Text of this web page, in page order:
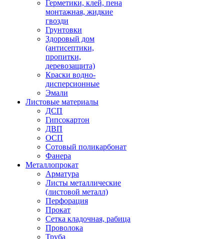
Герметики, клей, пена
монтажная, жидкие
гвозди
Грунтовки
Здоровый дом
(антисептики,
пропитки,
деревозащита)
Краски водно-
дисперсионные
Эмали
Листовые материалы
ДСП
Гипсокартон
ДВП
ОСП
Сотовый поликарбонат
Фанера
Металлопрокат
Арматура
Листы металлические
(листовой металл)
Перфорация
Прокат
Сетка кладочная, рабица
Проволока
Труба